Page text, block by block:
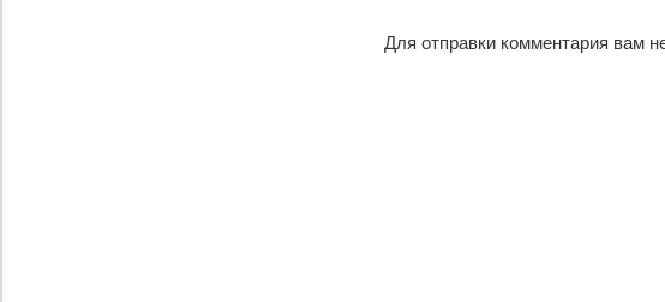
Для отправки комментария вам